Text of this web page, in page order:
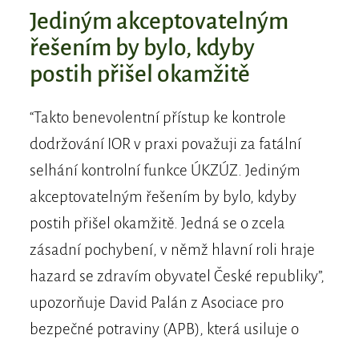
Jediným akceptovatelným
řešením by bylo, kdyby
postih přišel okamžitě
“Takto benevolentní přístup ke kontrole
dodržování IOR v praxi považuji za fatální
selhání kontrolní funkce ÚKZÚZ. Jediným
akceptovatelným řešením by bylo, kdyby
postih přišel okamžitě. Jedná se o zcela
zásadní pochybení, v němž hlavní roli hraje
hazard se zdravím obyvatel České republiky”,
upozorňuje David Palán z Asociace pro
bezpečné potraviny (APB), která usiluje o